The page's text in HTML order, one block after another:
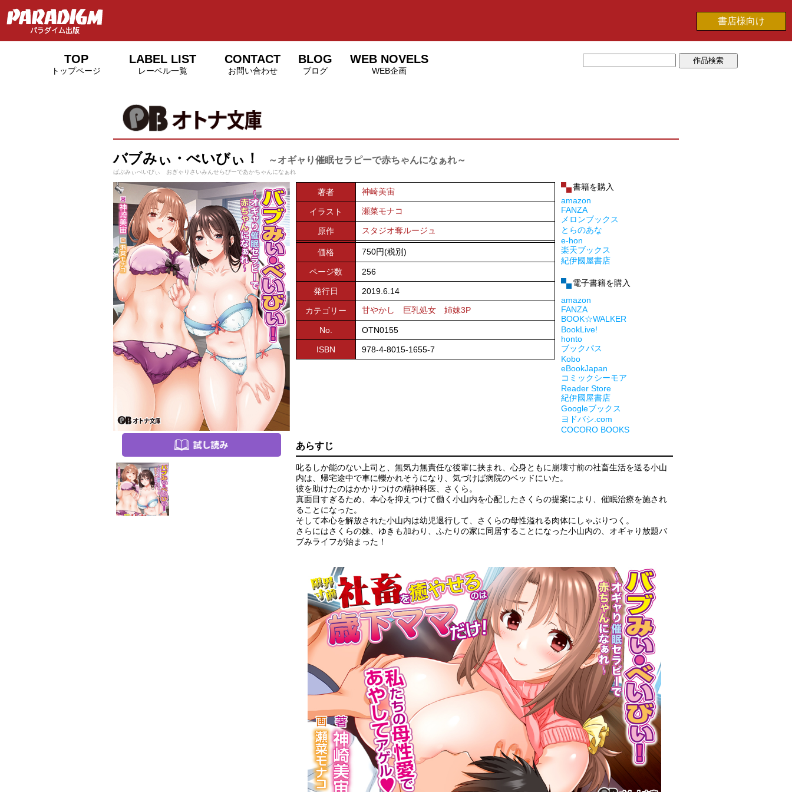
書店様向け
TOP
トップページ
LABEL LIST
レーベル一覧
CONTACT
お問い合わせ
BLOG
ブログ
WEB NOVELS
WEB企画
バブみぃ・べいびぃ！ ～オギャり催眠セラピーで赤ちゃんになぁれ～
ばぶみぃべいびぃ おぎゃりさいみんせらぴーであかちゃんになぁれ
著者 神崎美宙
イラスト 瀬菜モナコ
原作 スタジオ奪ルージュ
価格 750円(税別)
ページ数 256
発行日 2019.6.14
カテゴリー 甘やかし 巨乳処女 姉妹3P
No. OTN0155
ISBN 978-4-8015-1655-7
書籍を購入
amazon
FANZA
メロンブックス
とらのあな
e-hon
楽天ブックス
紀伊國屋書店
電子書籍を購入
amazon
FANZA
BOOK☆WALKER
BookLive!
honto
ブックパス
Kobo
eBookJapan
コミックシーモア
Reader Store
紀伊國屋書店
Googleブックス
ヨドバシ.com
COCORO BOOKS
あらすじ
叱るしか能のない上司と、無気力無責任な後輩に挟まれ、心身ともに崩壊寸前の社畜生活を送る小山
内は、帰宅途中で車に轢かれそうになり、気づけば病院のベッドにいた。
彼を助けたのはかかりつけの精神科医、さくら。
真面目すぎるため、本心を抑えつけて働く小山内を心配したさくらの提案により、催眠治療を施され
ることになった。
そして本心を解放された小山内は幼児退行して、さくらの母性溢れる肉体にしゃぶりつく。
さらにはさくらの妹、ゆきも加わり、ふたりの家に同居することになった小山内の、オギャり放題バ
ブみライフが始まった！